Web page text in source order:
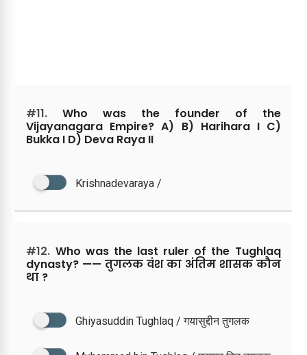
#11. Who was the founder of the
Vijayanagara Empire? A) B) Harihara I C)
Bukka I D) Deva Raya II
Krishnadevaraya /
#12. Who was the last ruler of the Tughlaq
dynasty? —— तुगलक वंश का अंतिम शासक कौन
था ?
Ghiyasuddin Tughlaq / गयासुद्दीन तुगलक